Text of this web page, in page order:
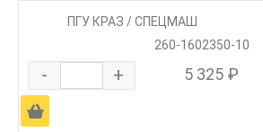
ПГУ КРАЗ / СПЕЦМАШ
260-1602350-10
- + 5 325 ₽
Ä